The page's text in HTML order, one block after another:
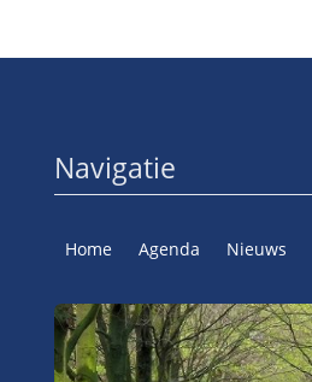
Navigatie
Home Agenda Nieuws